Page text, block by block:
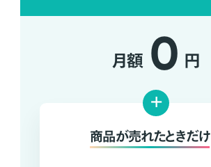
月額 0 円
+
商品が売れたときだけ